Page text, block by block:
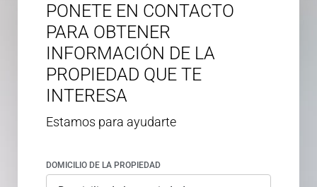
PONETE EN CONTACTO
PARA OBTENER
INFORMACIÓN DE LA
PROPIEDAD QUE TE
INTERESA
Estamos para ayudarte
DOMICILIO DE LA PROPIEDAD